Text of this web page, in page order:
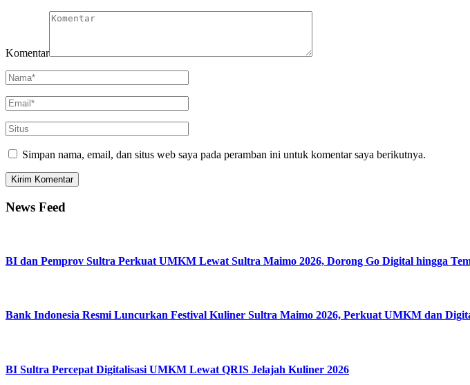
Komentar
Simpan nama, email, dan situs web saya pada peramban ini untuk komentar saya berikutnya.
News Feed
BI dan Pemprov Sultra Perkuat UMKM Lewat Sultra Maimo 2026, Dorong Go Digital hingga
Bank Indonesia Resmi Luncurkan Festival Kuliner Sultra Maimo 2026, Perkuat UMKM dan
BI Sultra Percepat Digitalisasi UMKM Lewat QRIS Jelajah Kuliner 2026